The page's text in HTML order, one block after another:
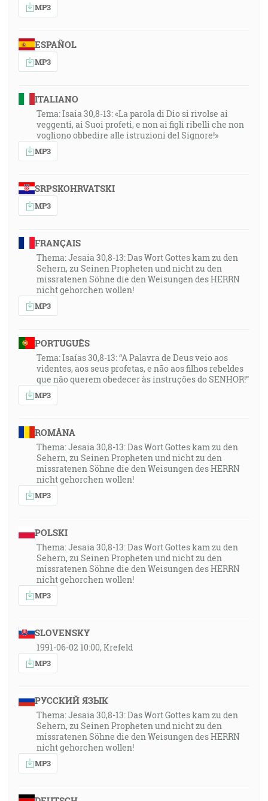
MP3
ESPAÑOL
MP3
ITALIANO
Tema: Isaia 30,8-13: «La parola di Dio si rivolse ai
veggenti, ai Suoi profeti, e non ai figli ribelli che non
vogliono obbedire alle istruzioni del Signore!»
MP3
SRPSKOHRVATSKI
MP3
FRANÇAIS
Thema: Jesaia 30,8-13: Das Wort Gottes kam zu den
Sehern, zu Seinen Propheten und nicht zu den
missratenen Söhne die den Weisungen des HERRN
nicht gehorchen wollen!
MP3
PORTUGUÊS
Tema: Isaías 30,8-13: “A Palavra de Deus veio aos
videntes, aos seus profetas, e não aos filhos rebeldes
que não querem obedecer às instruções do SENHOR!”
MP3
ROMÂNA
Thema: Jesaia 30,8-13: Das Wort Gottes kam zu den
Sehern, zu Seinen Propheten und nicht zu den
missratenen Söhne die den Weisungen des HERRN
nicht gehorchen wollen!
MP3
POLSKI
Thema: Jesaia 30,8-13: Das Wort Gottes kam zu den
Sehern, zu Seinen Propheten und nicht zu den
missratenen Söhne die den Weisungen des HERRN
nicht gehorchen wollen!
MP3
SLOVENSKY
1991-06-02 10:00, Krefeld
MP3
РУССКИЙ ЯЗЫК
Thema: Jesaia 30,8-13: Das Wort Gottes kam zu den
Sehern, zu Seinen Propheten und nicht zu den
missratenen Söhne die den Weisungen des HERRN
nicht gehorchen wollen!
MP3